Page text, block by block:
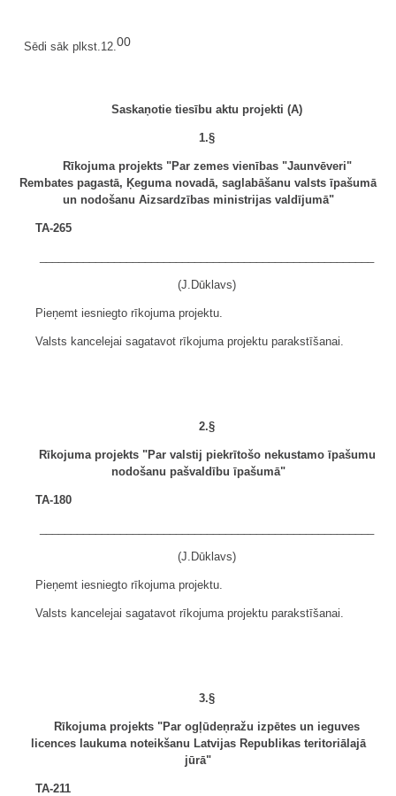
Sēdi sāk plkst.12.00
Saskaņotie tiesību aktu projekti (A)
1.§
Rīkojuma projekts "Par zemes vienības "Jaunvēveri"
Rembates pagastā, Ķeguma novadā, saglabāšanu valsts īpašumā
un nodošanu Aizsardzības ministrijas valdījumā"
TA-265
(J.Dūklavs)
Pieņemt iesniegto rīkojuma projektu.
Valsts kancelejai sagatavot rīkojuma projektu parakstīšanai.
2.§
Rīkojuma projekts "Par valstij piekrītošo nekustamo īpašumu
nodošanu pašvaldību īpašumā"
TA-180
(J.Dūklavs)
Pieņemt iesniegto rīkojuma projektu.
Valsts kancelejai sagatavot rīkojuma projektu parakstīšanai.
3.§
Rīkojuma projekts "Par ogļūdeņražu izpētes un ieguves
licences laukuma noteikšanu Latvijas Republikas teritoriālajā
jūrā"
TA-211